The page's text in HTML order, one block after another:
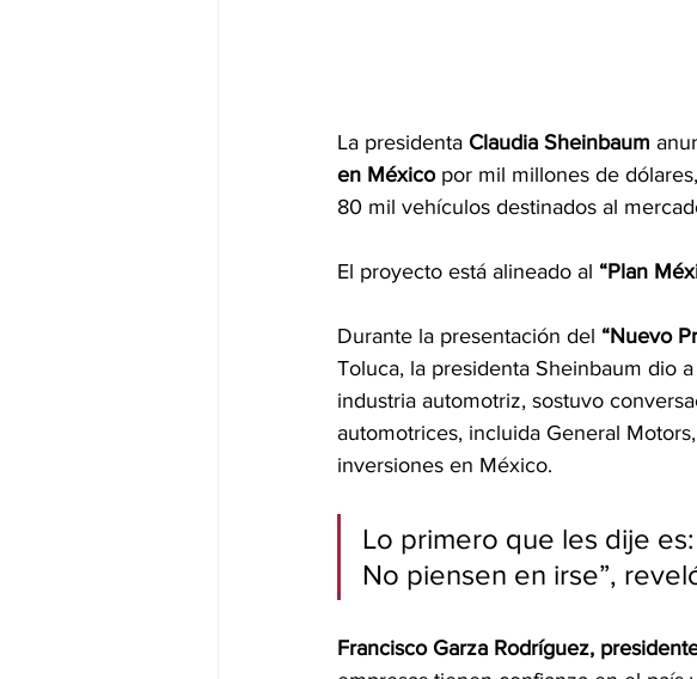
La presidenta Claudia Sheinbaum
en México por mil millones de
80 mil vehículos destinados al
El proyecto está alineado al “Plan
Durante la presentación del “Nuevo
Toluca, la presidenta Sheinbaum dio
industria automotriz, sostuvo
automotrices, incluida General
inversiones en México.
Lo primero que les dije
No piensen en irse”,
Francisco Garza Rodríguez,